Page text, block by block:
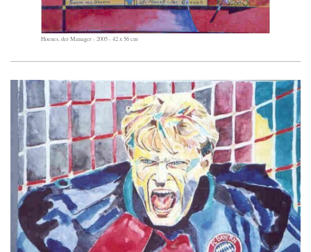
Hoenes, der Manager - 2005 - 42 x 56 cm